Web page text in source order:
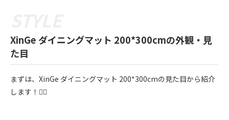
XinGe ダイニングマット 200*300cmの外観・見
た目
まずは、XinGe ダイニングマット 200*300cmの見た目から紹介
します！💁‍♀️